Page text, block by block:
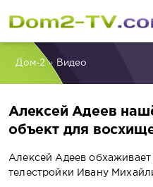
Дом-2» Видео
Алексей Адеев
объект для
Алексей Адеев
телестройки Ивану